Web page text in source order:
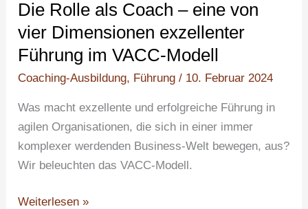
Die Rolle als Coach – eine von
vier Dimensionen exzellenter
Führung im VACC-Modell
Coaching-Ausbildung, Führung / 10. Februar 2024
Was macht exzellente und erfolgreiche Führung in
agilen Organisationen, die sich in einer immer
komplexer werdenden Business-Welt bewegen, aus?
Wir beleuchten das VACC-Modell.
Weiterlesen »